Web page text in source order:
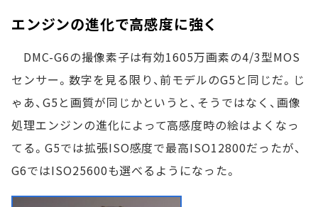
エンジンの進化で高感度に強く
DMC-G6の撮像素子は有効1605万画素の4/3型MOS
センサー。数字を見る限り、前モデルのG5と同じだ。じ
ゃあ、G5と画質が同じかというと、そうではなく、画像
処理エンジンの進化によって高感度時の絵はよくなっ
てる。G5では拡張ISO感度で最高ISO12800だったが、
G6ではISO25600も選べるようになった。